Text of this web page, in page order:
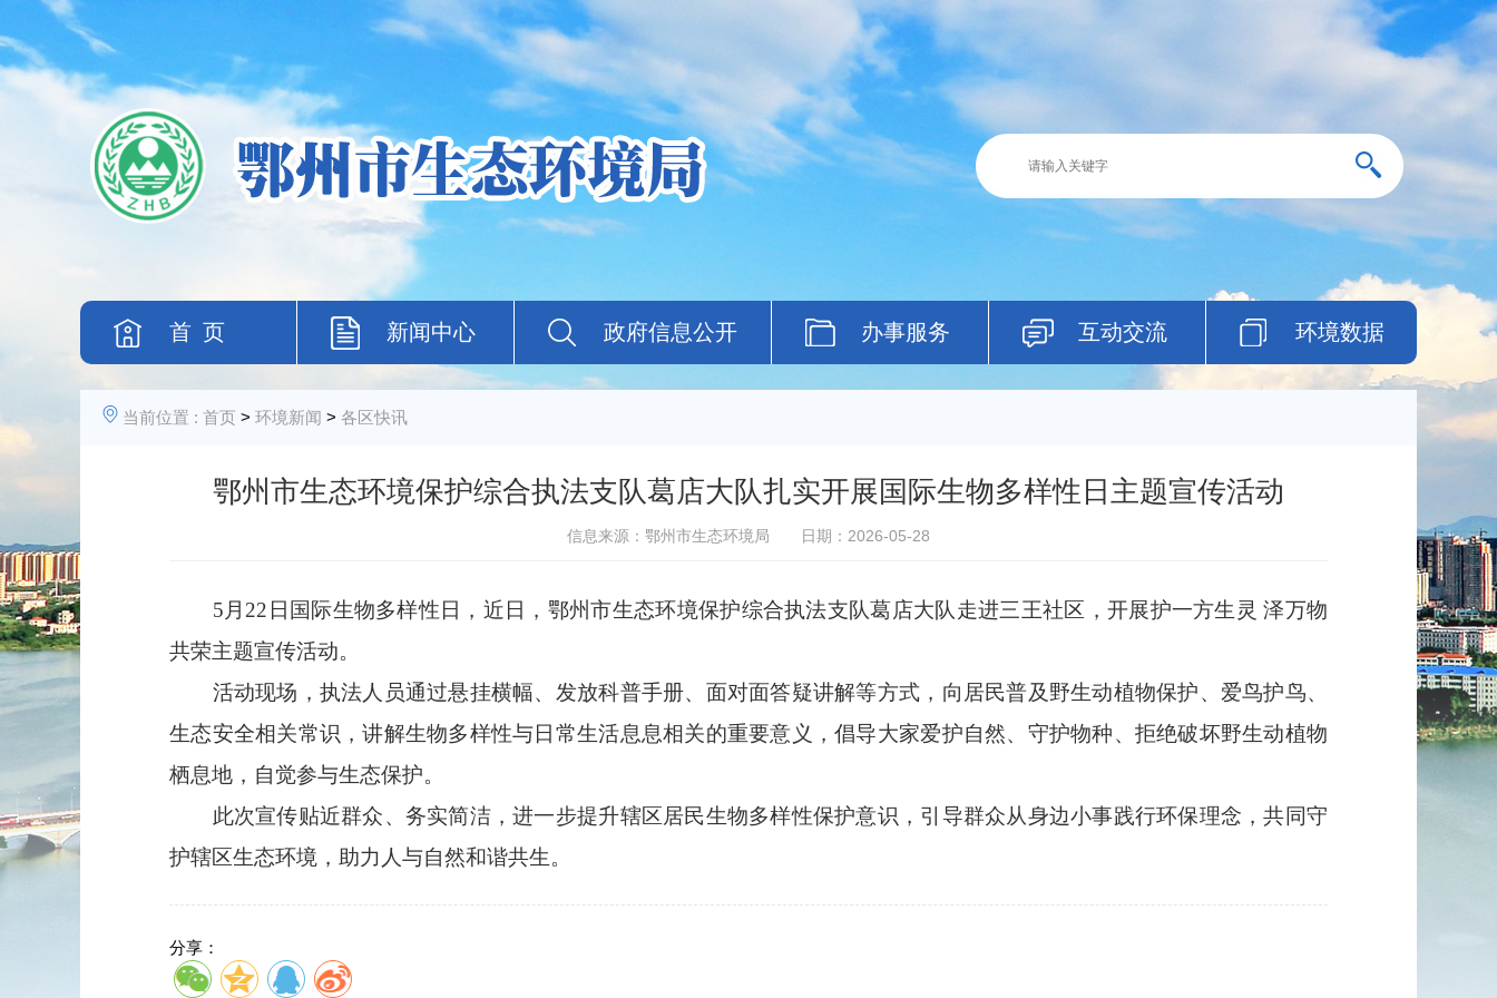
首 页 新闻中心 政府信息公开 办事服务 互动交流 环境数据
当前位置 : 首页 > 环境新闻 > 各区快讯
鄂州市生态环境保护综合执法支队葛店大队扎实开展国际生物多样性日主题宣传活动
信息来源：鄂州市生态环境局 日期：2026-05-28
5月22日国际生物多样性日， 近日， 鄂州市生态环境保护综合执法支队葛店大队走进三王社 区，开展护一方生灵 泽万物
共荣主题宣传活动。
活动现场，执法人员通过悬挂横幅、发放科普手册、面对面答疑讲解等方式，向居民普及野生动植物保护、爱鸟护鸟、
生态安全相关常识，讲解生物多样性与日常生活息息相关的重要意义，倡导大家爱护自然、守护物种、拒绝破坏野生动植物
栖息地，自觉参与生态保护。
此次宣传贴近群众、务实简洁，进一步提升辖区居民生物多样性保护意识，引导群众从身边小事践行环保理念，共同守
护辖区生态环境，助力人与自然和谐共生。
分享：